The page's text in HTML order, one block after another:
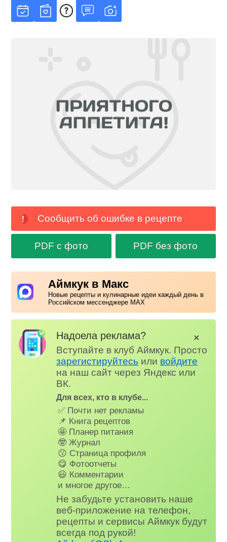
Сообщить об ошибке в рецепте
PDF с фото PDF без фото
Аймкук в Макс
Новые рецепты и кулинарные идеи каждый день в
Российском мессенджере MAX
Надоела реклама?
Вступайте в клуб Аймкук. Просто
зарегистируйтесь или войдите
на наш сайт через Яндекс или
ВК.
Для всех, кто в клубе...
✅ Почти нет рекламы
📌 Книга рецептов
🤩 Планер питания
🤓 Журнал
😗 Страница профиля
😋 Фотоотчеты
😃 Комментарии
и многое другое…
Не забудьте установить наше
веб-приложение на телефон,
рецепты и сервисы Аймкук будут
всегда под рукой!
✕